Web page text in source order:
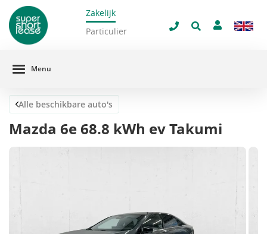
Zakelijk
Particulier
Menu
Alle beschikbare auto's
Mazda 6e 68.8 kWh ev Takumi
Sluit